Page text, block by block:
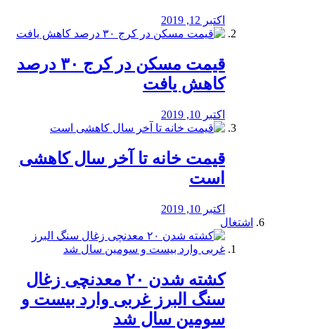
اکتبر 12, 2019
️قیمت مسکن در کرج ۳۰ درصد
کاهش یافت
اکتبر 10, 2019
قیمت خانه تا آخر سال کاهشی
است
اکتبر 10, 2019
اشتغال
کشته شدن ۲۰ معدنچی زغال
سنگ البرز غربی وارد بیست و
سومین سال شد